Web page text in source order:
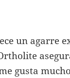
un agarre
gusta